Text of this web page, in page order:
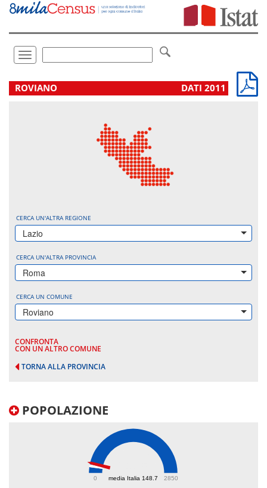
Vai
direttamente
Toggle
navigation
.
ROVIANO DATI 2011
CERCA UN'ALTRA REGIONE
Lazio
CERCA UN'ALTRA PROVINCIA
Roma
CERCA UN COMUNE
Roviano
CONFRONTA
CON UN ALTRO COMUNE
TORNA ALLA PROVINCIA
POPOLAZIONE
media Italia 148.7
0 2850